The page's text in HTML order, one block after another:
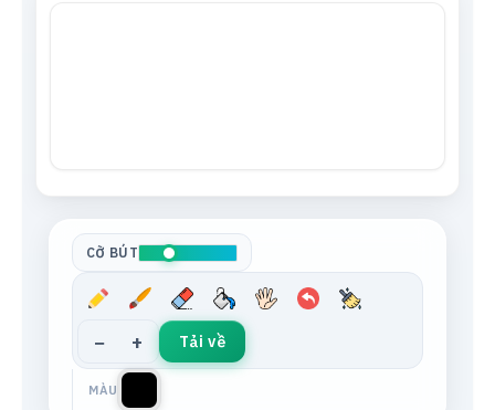
CỠ BÚT
− + Tải về
MÀU